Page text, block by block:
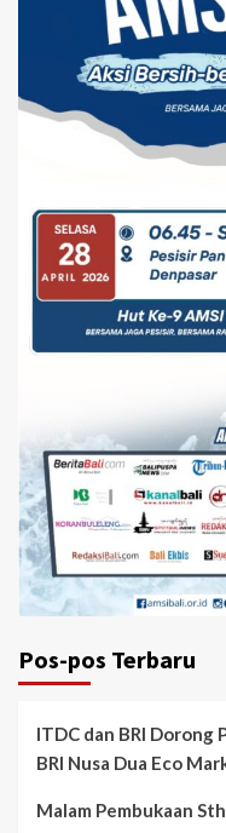
Pos-pos Terbaru
ITDC dan BRI
BRI Nusa Dua Eco
Malam Pembukaan